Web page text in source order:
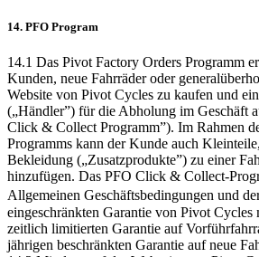
14. PFO Program
14.1 Das Pivot Factory Orders Programm
Kunden, neue Fahrräder oder
Website von Pivot Cycles zu kaufen und
(„Händler”) für die Abholung im Geschäft
Click & Collect Programm”). Im Rahmen
Programms kann der Kunde auch
Bekleidung („Zusatzprodukte”) zu einer
hinzufügen. Das PFO Click & Collect-
Allgemeinen Geschäftsbedingungen und
eingeschränkten Garantie von Pivot Cycles
zeitlich limitierten Garantie auf
jährigen beschränkten Garantie auf neue